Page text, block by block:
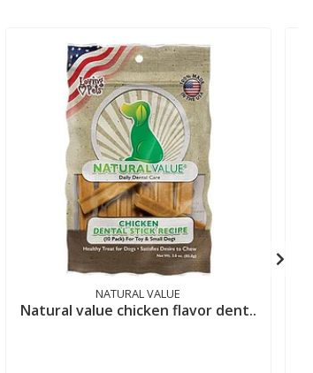
NATURAL VALUE
Natural value chicken flavor dent..